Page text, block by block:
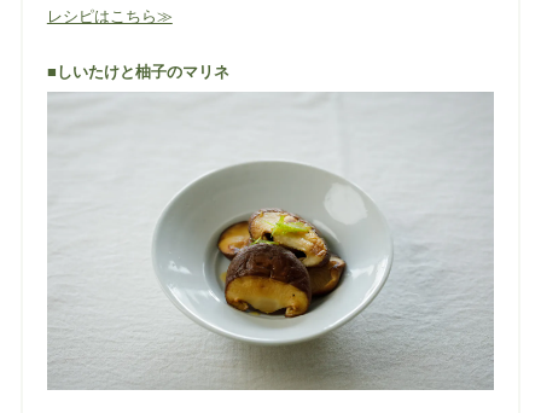
レシピはこちら≫
■しいたけと柚子のマリネ